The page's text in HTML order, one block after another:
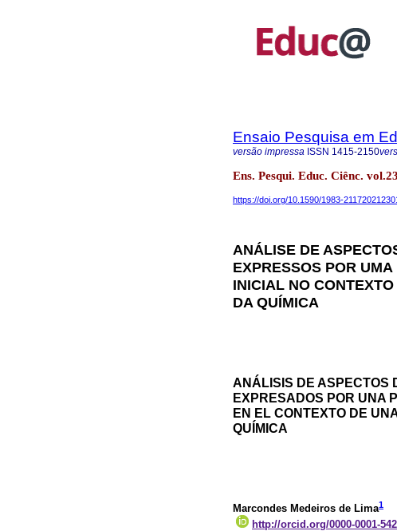
Ensaio Pesquisa em
versão impressa ISSN 1415-2150
Ens. Pesqui. Educ. Ciênc.
https://doi.org/10.1590/1983-
ANÁLISE DE
EXPRESSOS POR
INICIAL NO
DA QUÍMICA
ANÁLISIS DE ASPECTOS
EXPRESADOS POR UNA
EN EL CONTEXTO DE
QUÍMICA
Marcondes Medeiros de Lima1
http://orcid.org/0000-0001-